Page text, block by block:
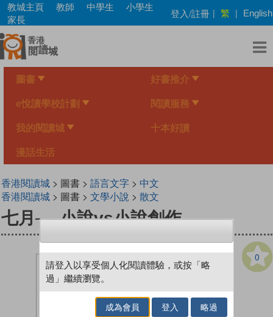
Skip
main
content
教城主頁 教師 中學生
小學生
家長
登入/註冊 | 繁 | English
圖書 好書推介
e悅讀學校計劃 閱讀服務
我的閱讀城 十本好讀
漫話生活
香港閱讀城> 圖書 > 語言文字> 中文
香港閱讀城> 圖書 > 文學小說 > 散文
七月──小說vs小說創作
0
請登入以享受個人化閱讀體驗，或按「略
過」繼續瀏覽。
成為會員 登入 略過